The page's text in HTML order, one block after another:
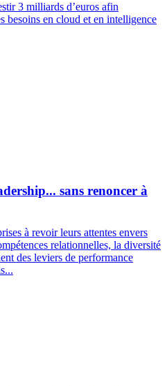
3 milliards d’euros afin
besoins en cloud et en intelligence
sans renoncer à
à revoir leurs attentes envers
relationnelles, la diversité
des leviers de performance